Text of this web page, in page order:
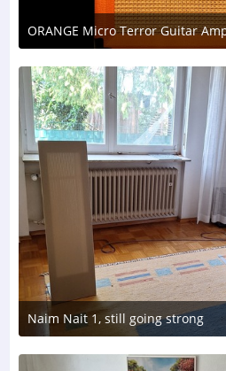
1. August 2026 um 21:43
Naim Nait 1, still going strong
31. Juli 2026 um 22:07